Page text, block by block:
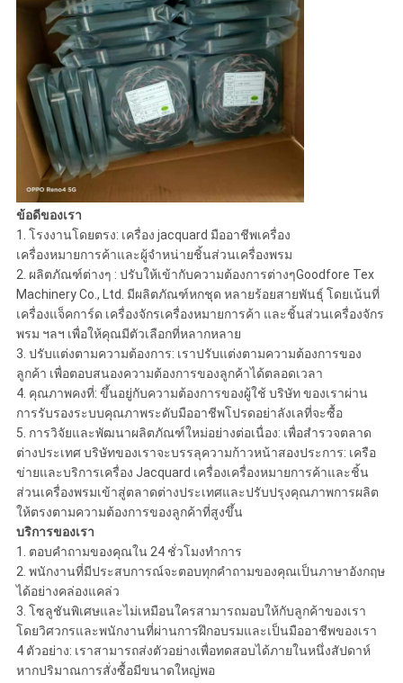
ข้อดีของเรา
1. โรงงานโดยตรง: เครื่อง jacquard มืออาชีพเครื่อง
เครื่องหมายการค้าและผู้จำหน่ายชิ้นส่วนเครื่องพรม
2. ผลิตภัณฑ์ต่างๆ : ปรับให้เข้ากับความต้องการต่างๆGoodfore Tex
Machinery Co., Ltd. มีผลิตภัณฑ์หกชุด หลายร้อยสายพันธุ์ โดยเน้นที่
เครื่องแจ็คการ์ด เครื่องจักรเครื่องหมายการค้า และชิ้นส่วนเครื่องจักร
พรม ฯลฯ เพื่อให้คุณมีตัวเลือกที่หลากหลาย
3. ปรับแต่งตามความต้องการ: เราปรับแต่งตามความต้องการของ
ลูกค้า เพื่อตอบสนองความต้องการของลูกค้าได้ตลอดเวลา
4. คุณภาพคงที่: ขึ้นอยู่กับความต้องการของผู้ใช้ บริษัท ของเราผ่าน
การรับรองระบบคุณภาพระดับมืออาชีพโปรดอย่าลังเลที่จะซื้อ
5. การวิจัยและพัฒนาผลิตภัณฑ์ใหม่อย่างต่อเนื่อง: เพื่อสำรวจตลาด
ต่างประเทศ บริษัทของเราจะบรรลุความก้าวหน้าสองประการ: เครือ
ข่ายและบริการเครื่อง Jacquard เครื่องเครื่องหมายการค้าและชิ้น
ส่วนเครื่องพรมเข้าสู่ตลาดต่างประเทศและปรับปรุงคุณภาพการผลิต
ให้ตรงตามความต้องการของลูกค้าที่สูงขึ้น
บริการของเรา
1. ตอบคำถามของคุณใน 24 ชั่วโมงทำการ
2. พนักงานที่มีประสบการณ์จะตอบทุกคำถามของคุณเป็นภาษาอังกฤษ
ได้อย่างคล่องแคล่ว
3. โซลูชันพิเศษและไม่เหมือนใครสามารถมอบให้กับลูกค้าของเรา
โดยวิศวกรและพนักงานที่ผ่านการฝึกอบรมและเป็นมืออาชีพของเรา
4 ตัวอย่าง: เราสามารถส่งตัวอย่างเพื่อทดสอบได้ภายในหนึ่งสัปดาห์
หากปริมาณการสั่งซื้อมีขนาดใหญ่พอ